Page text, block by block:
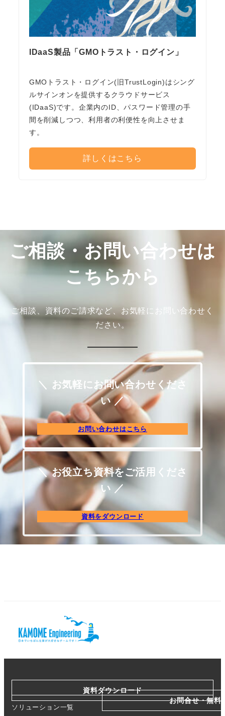
IDaaS製品「GMOトラスト・ログイン」
GMOトラスト・ログイン(旧TrustLogin)はシング
ルサインオンを提供するクラウドサービス
(IDaaS)です。企業内のID、パスワード管理の手
間を削減しつつ、利用者の利便性を向上させま
す。
詳しくはこちら
ご相談・お問い合わせは
こちらから
ご相談、資料のご請求など、お気軽にお問い合わせく
ださい。
＼ お気軽にお問い合わせくださ
い ／
お問い合わせはこちら
＼ お役立ち資料をご活用くださ
い ／
資料をダウンロード
資料ダウンロード
お問合せ・無料
ソリューション一覧